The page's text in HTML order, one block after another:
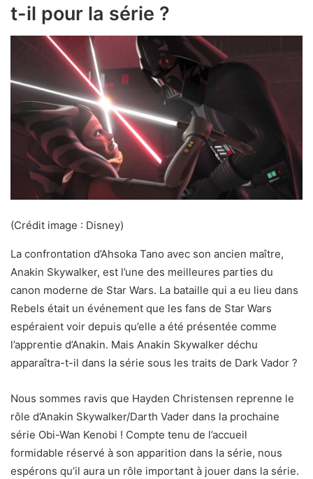
t-il pour la série ?
(Crédit image : Disney)
La confrontation d’Ahsoka Tano avec son ancien maître,
Anakin Skywalker, est l’une des meilleures parties du
canon moderne de Star Wars. La bataille qui a eu lieu dans
Rebels était un événement que les fans de Star Wars
espéraient voir depuis qu’elle a été présentée comme
l’apprentie d’Anakin. Mais Anakin Skywalker déchu
apparaîtra-t-il dans la série sous les traits de Dark Vador ?
Nous sommes ravis que Hayden Christensen reprenne le
rôle d’Anakin Skywalker/Darth Vader dans la prochaine
série Obi-Wan Kenobi ! Compte tenu de l’accueil
formidable réservé à son apparition dans la série, nous
espérons qu’il aura un rôle important à jouer dans la série.